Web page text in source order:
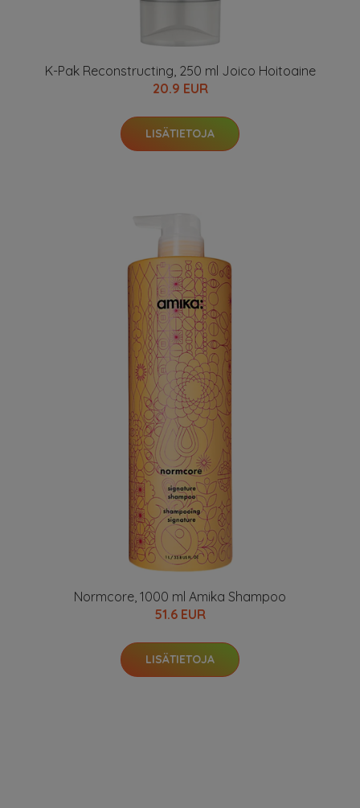
K-Pak Reconstructing, 250 ml Joico Hoitoaine
20.9 EUR
LISÄTIETOJA
Normcore, 1000 ml Amika Shampoo
51.6 EUR
LISÄTIETOJA